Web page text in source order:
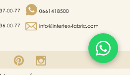
00-77
00-77
0661418500
info@intertex-fabric.com